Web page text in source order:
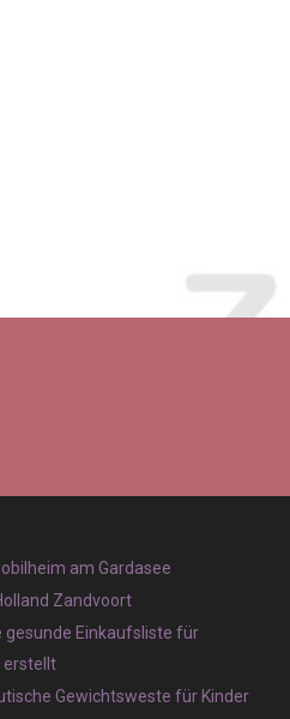
am Gardasee
Zandvoort
gesunde Einkaufsliste für
erstellt
Gewichtsweste für Kinder